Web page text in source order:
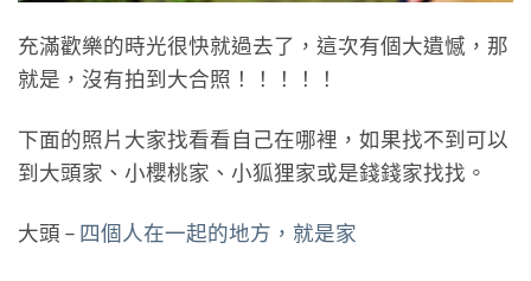
充滿歡樂的時光很快就過去了，這次有個大遺憾，那
就是，沒有拍到大合照！！！！！
下面的照片大家找看看自己在哪裡，如果找不到可以
到大頭家、小櫻桃家、小狐狸家或是錢錢家找找。
大頭 – 四個人在一起的地方，就是家